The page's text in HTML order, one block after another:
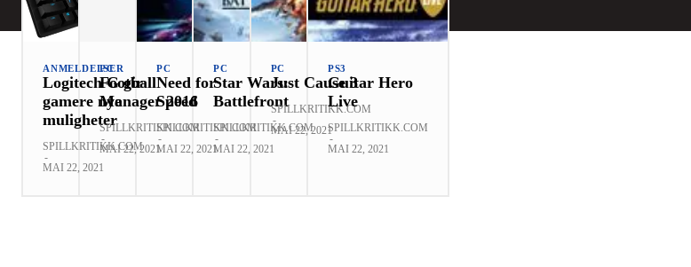
ANMELDELSER
Logitech G gir
gamere nye
muligheter
SPILLKRITIKK.COM
-
MAI 22, 2021
PC
Football
Manager 2016
SPILLKRITIKK.COM
-
MAI 22, 2021
PC
Need for
Speed
SPILLKRITIKK.COM
-
MAI 22, 2021
PC
Star Wars:
Battlefront
SPILLKRITIKK.COM
-
MAI 22, 2021
PC
Just Cause 3
SPILLKRITIKK.COM
-
MAI 22, 2021
PS3
Guitar Hero
Live
SPILLKRITIKK.COM
-
MAI 22, 2021